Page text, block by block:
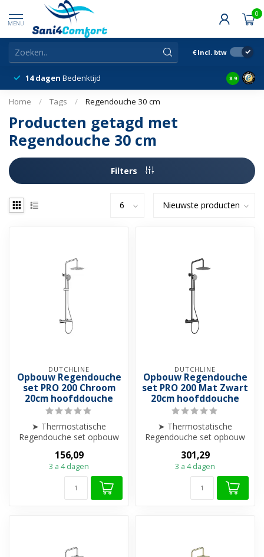
MENU
0
€ Incl. btw
14 dagen Bedenktijd Snelle
8.9
Home / Tags / Regendouche 30 cm
Producten getagd met
Regendouche 30 cm
Filters
DUTCHLINE
Opbouw Regendouche
set PRO 200 Chroom
20cm hoofddouche
➤ Thermostatische
Regendouche set opbouw
➤ Hoogte verstelba...
156,09
3 a 4 dagen
DUTCHLINE
Opbouw Regendouche
set PRO 200 Mat Zwart
20cm hoofddouche
➤ Thermostatische
Regendouche set opbouw
➤ Hoogte verstelba...
301,29
3 a 4 dagen